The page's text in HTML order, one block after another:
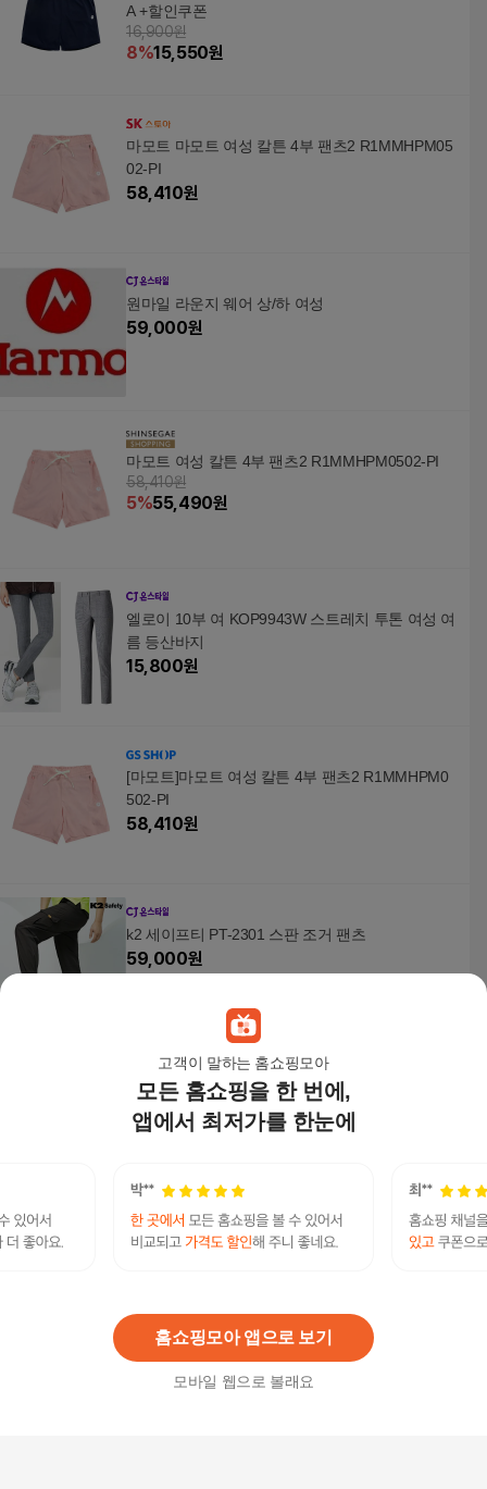
고객이 말하는 홈쇼핑모아
모든 홈쇼핑을 한 번에,
앱에서 최저가를 한눈에
홈쇼핑모아 앱으로 보기
모바일 웹으로 볼래요
A +할인쿠폰
16,900원
8%15,550원
마모트 마모트 여성 칼튼 4부 팬츠2 R1MMHPM05
02-PI
58,410원
원마일 라운지 웨어 상/하 여성
59,000원
마모트 여성 칼튼 4부 팬츠2 R1MMHPM0502-PI
58,410원
5%55,490원
엘로이 10부 여 KOP9943W 스트레치 투톤 여성 여
름 등산바지
15,800원
[마모트]마모트 여성 칼튼 4부 팬츠2 R1MMHPM0
502-PI
58,410원
k2 세이프티 PT-2301 스판 조거 팬츠
59,000원
[ 롯데백화점 ][네파] (7H11603_7H21603) 남여 봄
마운틴 팬츠
57,000 원
[ 롯데백화점 ]여성 봄 마운틴 카고 팬츠